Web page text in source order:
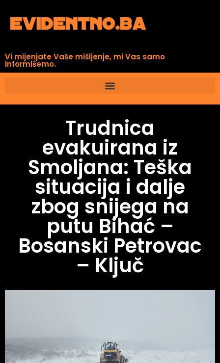
Vi mijenjate Vaše mišljenje, mi Vas samo
informišemo.
Trudnica
evakuirana iz
Smoljana: Teška
situacija i dalje
zbog snijega na
putu Bihać –
Bosanski Petrovac
– Ključ